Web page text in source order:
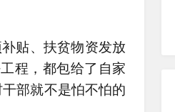
贴、扶贫物资发放
程，都包给了自家
部就不是怕不怕的